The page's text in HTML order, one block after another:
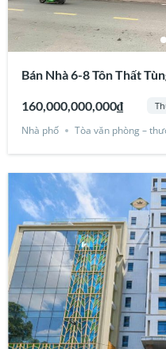
Bán Nhà 6-8 Tôn Thất
160,000,000,000₫
Nhà phố Tòa văn phòng –